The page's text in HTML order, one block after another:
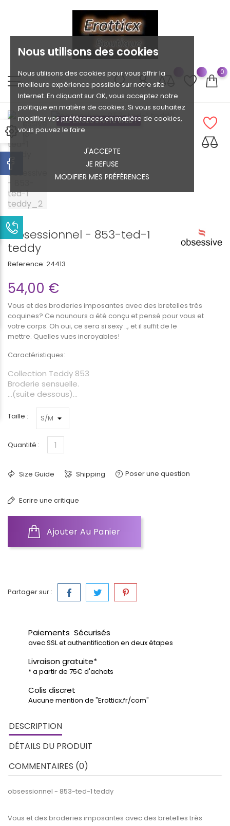
Nous utilisons des cookies
Nous utilisons des cookies pour vous offrir la
meilleure expérience possible sur notre site
Internet. En cliquant sur OK, vous acceptez notre
politique en matière de cookies. Si vous souhaitez
modifier vos préférences en matière de cookies,
vous pouvez le faire
J'ACCEPTE
JE REFUSE
MODIFIER MES PRÉFÉRENCES
0
EXCLUSIVITÉ WEB !
Obsessionnel - 853-ted-1
teddy
Reference: 24413
54,00 €
Vous et des broderies imposantes avec des bretelles très
coquines? Ce nounours a été conçu et pensé pour vous et
votre corps. Oh oui, ce sera si sexy .., et il suffit de le
mettre. Quelles vues incroyables!
Caractéristiques:
Collection Teddy 853
Broderie sensuelle.
...(suite dessous)...
Taille :
Quantité :
Size Guide Shipping Poser une question
Ecrire une critique
Ajouter Au Panier
Partager sur :
Paiements Sécurisés
avec SSL et authentification en deux étapes
Livraison gratuite*
* a partir de 75€ d'achats
Colis discret
Aucune mention de "Erotticx.fr/com"
DESCRIPTION
DÉTAILS DU PRODUIT
COMMENTAIRES (0)
obsessionnel - 853-ted-1 teddy
Vous et des broderies imposantes avec des bretelles très